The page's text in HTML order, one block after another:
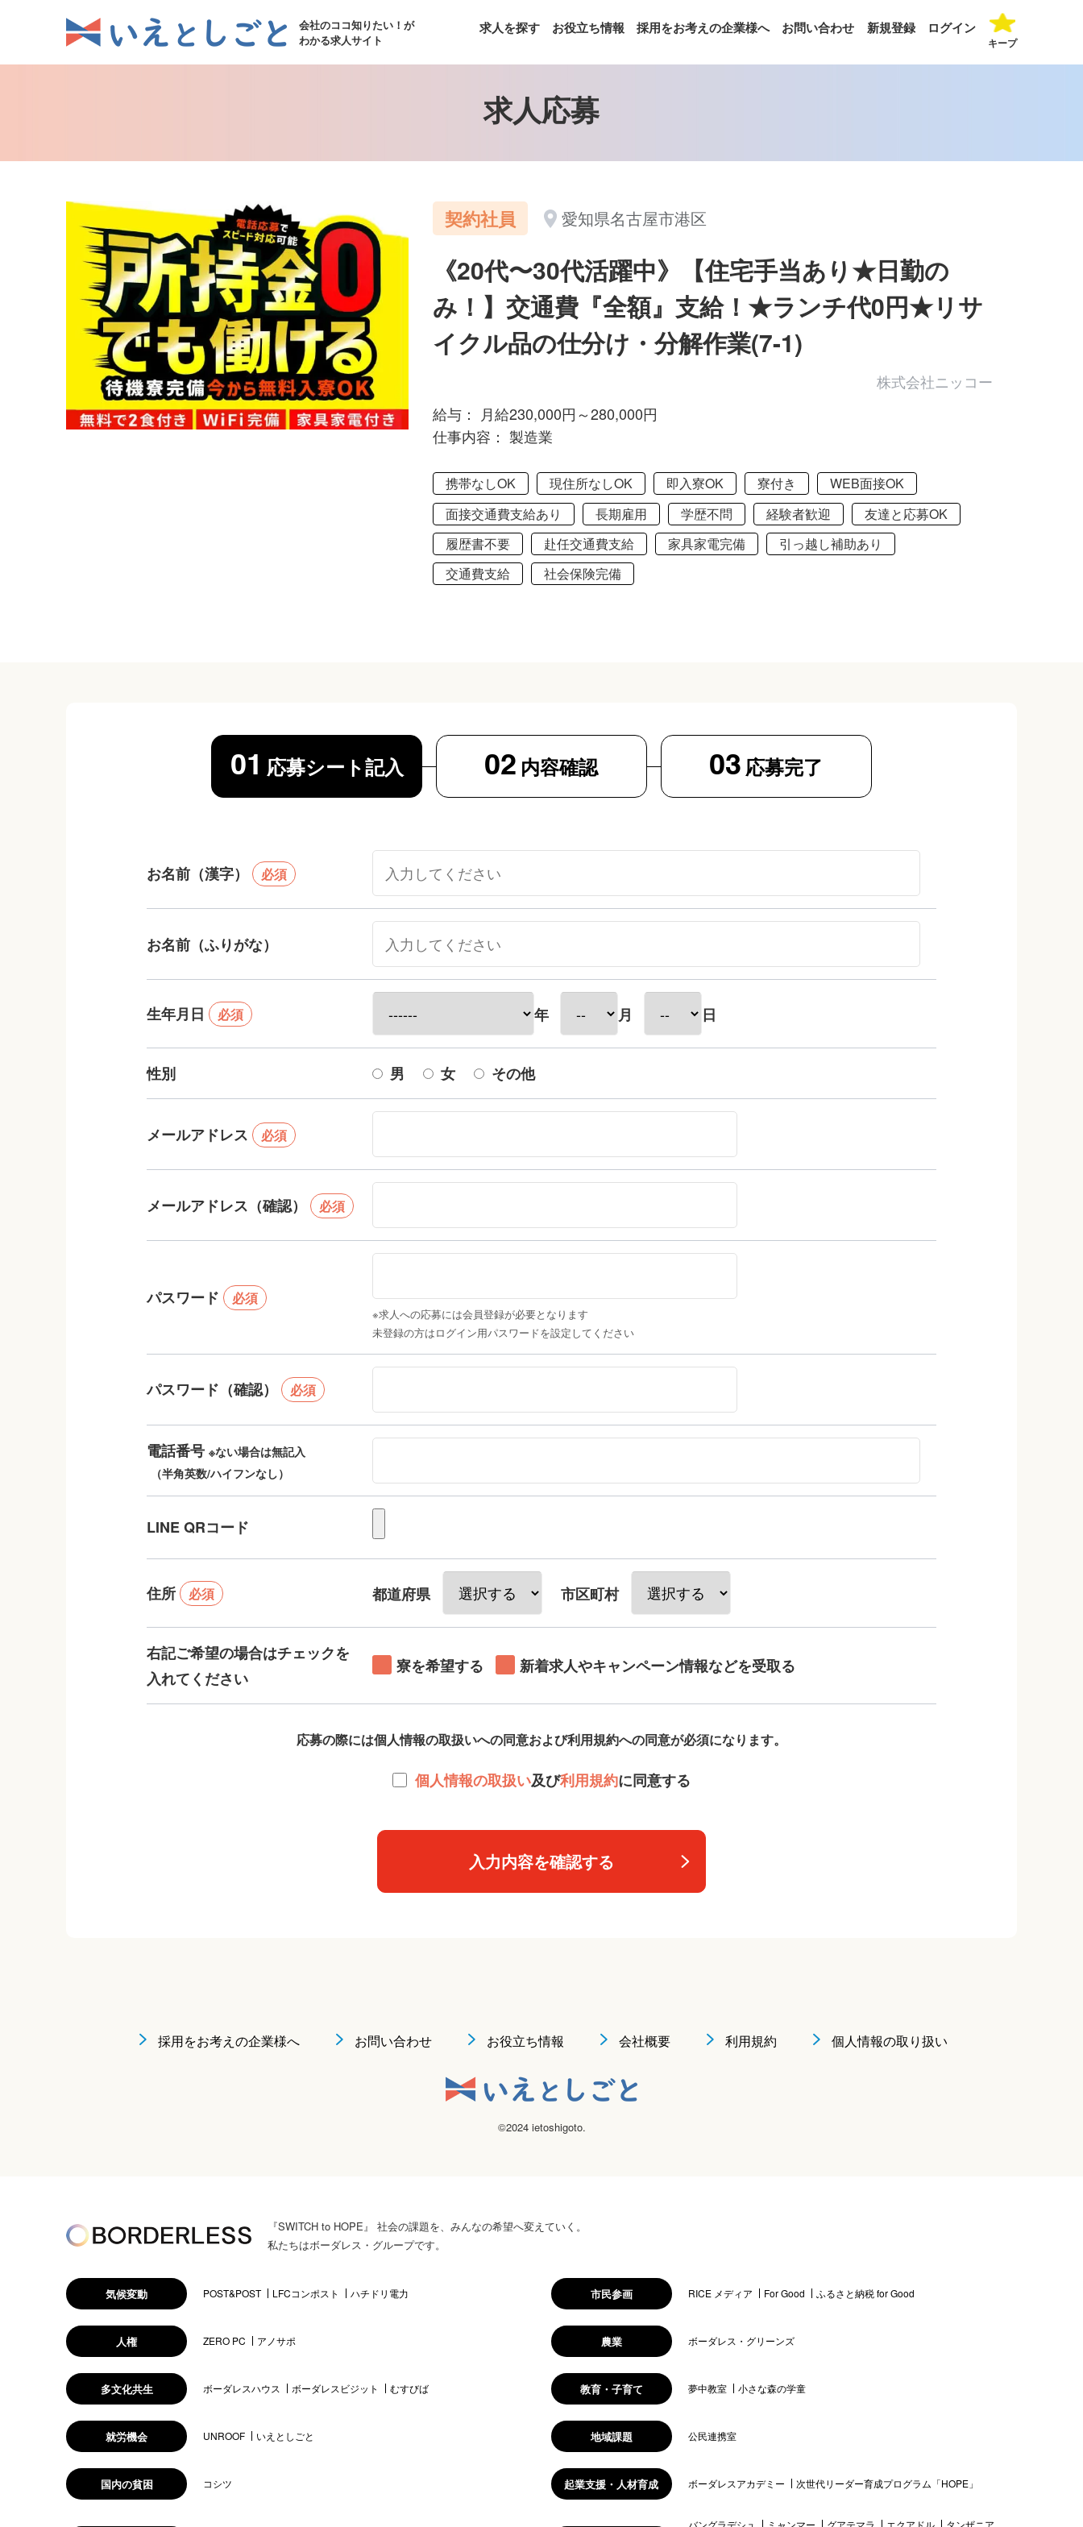
会社のココ知りたい！が
わかる求人サイト
求人を探す お役立ち情報 採用をお考えの企業様へ お問い合わせ 新規登録 ログイン
キープ
求人応募
契約社員 愛知県名古屋市港区
《20代〜30代活躍中》【住宅手当あり★日勤の
み！】交通費『全額』支給！★ランチ代0円★リサ
イクル品の仕分け・分解作業(7-1)
株式会社ニッコー
給与： 月給230,000円～280,000円
仕事内容： 製造業
携帯なしOK 現住所なしOK 即入寮OK 寮付き
WEB面接OK
面接交通費支給あり
長期雇用 学歴不問 経験者歓迎
友達と応募OK
履歴書不要
赴任交通費支給 家具家電完備
引っ越し補助あり
交通費支給
社会保険完備
01 応募シート記入 02 内容確認 03 応募完了
お名前（漢字） 必須
お名前（ふりがな）
生年月日 必須 年 月 日
性別 男 女 その他
メールアドレス 必須
メールアドレス（確認） 必須
パスワード 必須
※求人への応募には会員登録が必要となります
未登録の方はログイン用パスワードを設定してください
パスワード（確認） 必須
電話番号 ※ない場合は無記入
（半角英数/ハイフンなし）
LINE QRコード
住所 必須 都道府県 市区町村
右記ご希望の場合はチェックを
入れてください
寮を希望する 新着求人やキャンペーン情報などを受取る
応募の際には個人情報の取扱いへの同意および利用規約への同意が必須になります。
個人情報の取扱い及び利用規約に同意する
入力内容を確認する
採用をお考えの企業様へ お問い合わせ お役立ち情報 会社概要 利用規約 個人情報の取り扱い
©2024 ietoshigoto.
『SWITCH to HOPE』 社会の課題を、みんなの希望へ変えていく。
私たちはボーダレス・グループです。
気候変動 POST&POST LFCコンポスト ハチドリ電力 市民参画 RICE メディア For Good ふるさと納税 for Good
人権 ZERO PC アノサポ 農業 ボーダレス・グリーンズ
多文化共生 ボーダレスハウス ボーダレスビジット むすびば 教育・子育て 夢中教室 小さな森の学童
就労機会 UNROOF いえとしごと 地域課題 公民連携室
国内の貧困 コシツ 起業支援・人材育成 ボーダレスアカデミー 次世代リーダー育成プログラム「HOPE」
バングラデシュ ミャンマー グアテマラ エクアドル タンザニア